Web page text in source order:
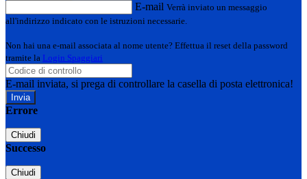
E-mail Verrà inviato un messaggio
all'indirizzo indicato con le istruzioni necessarie.
Non hai una e-mail associata al nome utente? Effettua il reset della password
tramite la Login Spaggiari
E-mail inviata, si prega di controllare la casella di posta elettronica!
Errore
Chiudi
Successo
Chiudi